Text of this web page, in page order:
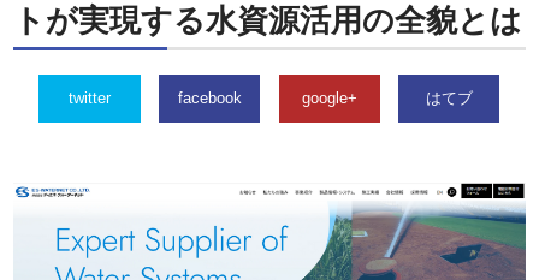
トが実現する水資源活用の全貌とは
twitter facebook google+ はてブ